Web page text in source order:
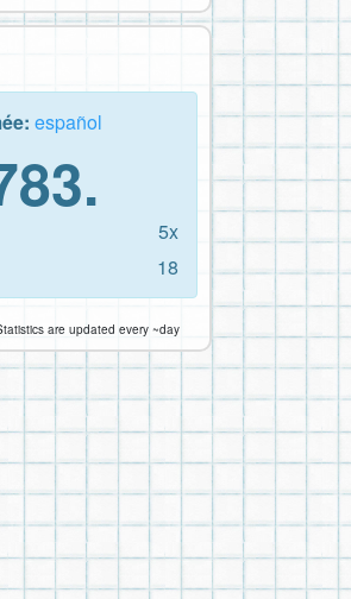
español
5x
18
are updated every ~day